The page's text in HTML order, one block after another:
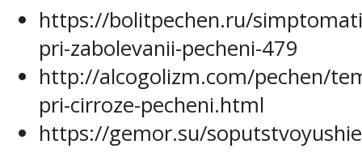
https://bolitpechen.ru/
pri-zabolevanii-pecheni-479
http://alcogolizm.com/pechen/
pri-cirroze-pecheni.html
https://gemor.su/